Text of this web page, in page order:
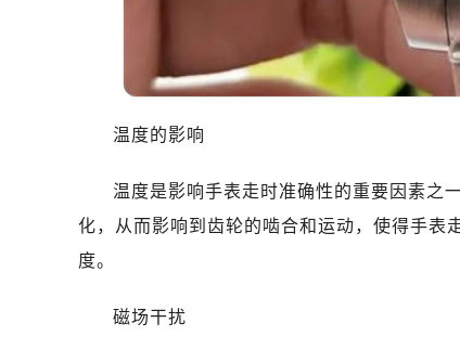
温度的影响
温度是影响手表走时准确性的重要因素之
化，从而影响到齿轮的啮合和运动，使得手表
度。
磁场干扰